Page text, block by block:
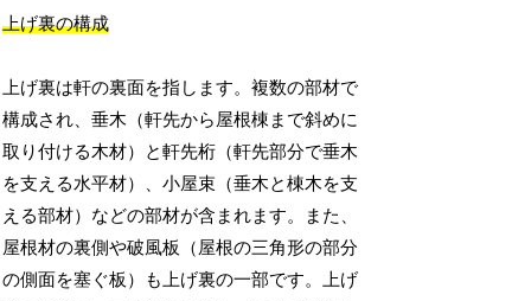
上げ裏の構成
上げ裏は軒の裏面を指します。複数の部材で
構成され、垂木（軒先から屋根棟まで斜めに
取り付ける木材）と軒先桁（軒先部分で垂木
を支える水平材）、小屋束（垂木と棟木を支
える部材）などの部材が含まれます。また、
屋根材の裏側や破風板（屋根の三角形の部分
の側面を塞ぐ板）も上げ裏の一部です。上げ